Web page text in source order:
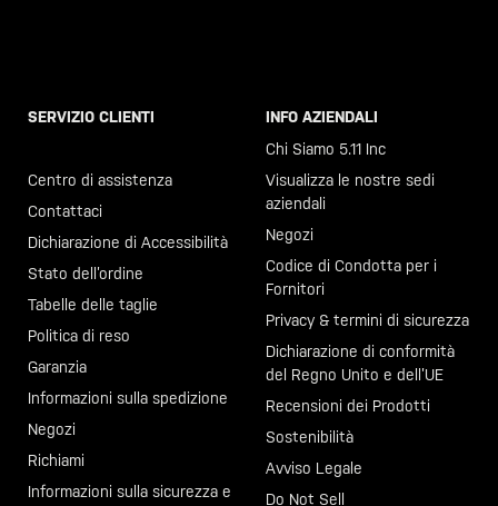
SERVIZIO CLIENTI
Centro di assistenza
Contattaci
Dichiarazione di Accessibilità
Stato dell’ordine
Tabelle delle taglie
Politica di reso
Garanzia
Informazioni sulla spedizione
Negozi
Richiami
Informazioni sulla sicurezza e
INFO AZIENDALI
Chi Siamo 5.11 Inc
Visualizza le nostre sedi
aziendali
Negozi
Codice di Condotta per i
Fornitori
Privacy & termini di sicurezza
Dichiarazione di conformità
del Regno Unito e dell’UE
Recensioni dei Prodotti
Sostenibilità
Avviso Legale
Do Not Sell